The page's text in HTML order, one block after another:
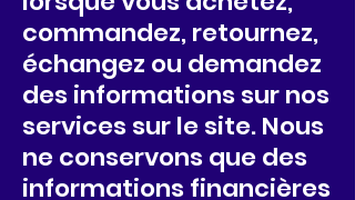
commandez, retournez,
échangez ou demandez
des informations sur nos
services sur le site. Nous
ne conservons que des
informations financières